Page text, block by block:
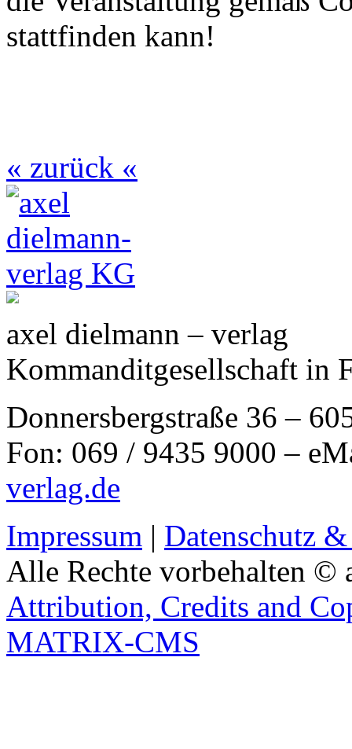
stattfinden kann!
« zurück «
axel dielmann – verlag
Kommanditgesellschaft in
Donnersbergstraße 36 –
Fon: 069 / 9435 9000 –
verlag.de
Impressum | Datenschutz
Alle Rechte vorbehalten ©
Attribution, Credits and
MATRIX-CMS